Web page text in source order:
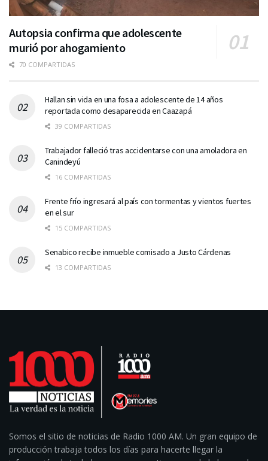
Autopsia confirma que adolescente
murió por ahogamiento
70 COMPARTIDAS
Hallan sin vida en una fosa a adolescente de 14 años
reportada como desaparecida en Caazapá
39 COMPARTIDAS
Trabajador falleció tras accidentarse con una amoladora en
Canindeyú
16 COMPARTIDAS
Frente frío ingresará al país con tormentas y vientos fuertes
en el sur
15 COMPARTIDAS
Senabico recibe inmueble comisado a Justo Cárdenas
13 COMPARTIDAS
Somos el sitio de noticias de Radio 1000 AM. Un gran equipo de
producción trabaja todos los días para hacerte llegar la